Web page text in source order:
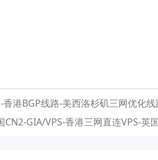
香港BGP线路-美西洛杉矶三网优化
GIA/VPS-香港三网直连VPS-英